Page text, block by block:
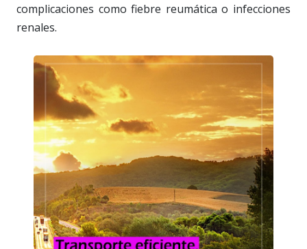
complicaciones como fiebre reumática o infecciones
renales.